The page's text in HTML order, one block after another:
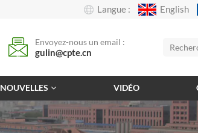
Langue : English
Envoyez-nous un email :
gulin@cpte.cn
NOUVELLES VIDÉO